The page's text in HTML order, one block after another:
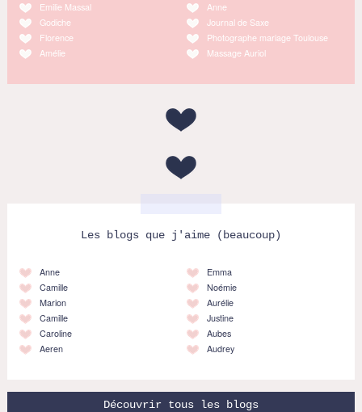
Emilie Massal
Godiche
Florence
Amélie
Anne
Journal de Saxe
Photographe mariage Toulouse
Massage Auriol
Les blogs que j'aime (beaucoup)
Anne
Camille
Marion
Camille
Caroline
Aeren
Emma
Noémie
Aurélie
Justine
Aubes
Audrey
Découvrir tous les blogs